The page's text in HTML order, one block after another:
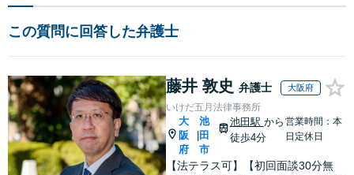
この質問に回答した弁護士
藤井 敦史 弁護士 大阪府
いけだ五月法律事務所
大
阪
府
池
田
市
池田駅 から
徒歩4分
営業時間：本
日定休日
【法テラス可】【初回面談30分無